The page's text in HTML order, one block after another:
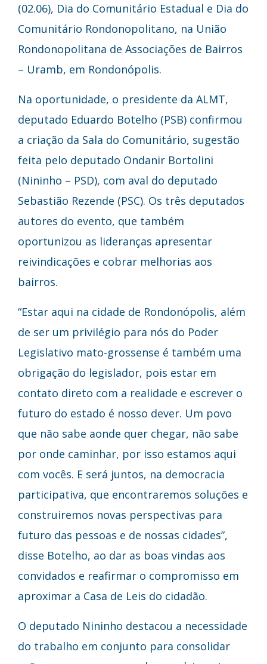
(02.06), Dia do Comunitário Estadual e Dia do
Comunitário Rondonopolitano, na União
Rondonopolitana de Associações de Bairros
– Uramb, em Rondonópolis.
Na oportunidade, o presidente da ALMT,
deputado Eduardo Botelho (PSB) confirmou
a criação da Sala do Comunitário, sugestão
feita pelo deputado Ondanir Bortolini
(Nininho – PSD), com aval do deputado
Sebastião Rezende (PSC). Os três deputados
autores do evento, que também
oportunizou as lideranças apresentar
reivindicações e cobrar melhorias aos
bairros.
“Estar aqui na cidade de Rondonópolis, além
de ser um privilégio para nós do Poder
Legislativo mato-grossense é também uma
obrigação do legislador, pois estar em
contato direto com a realidade e escrever o
futuro do estado é nosso dever. Um povo
que não sabe aonde quer chegar, não sabe
por onde caminhar, por isso estamos aqui
com vocês. E será juntos, na democracia
participativa, que encontraremos soluções e
construiremos novas perspectivas para
futuro das pessoas e de nossas cidades”,
disse Botelho, ao dar as boas vindas aos
convidados e reafirmar o compromisso em
aproximar a Casa de Leis do cidadão.
O deputado Nininho destacou a necessidade
do trabalho em conjunto para consolidar